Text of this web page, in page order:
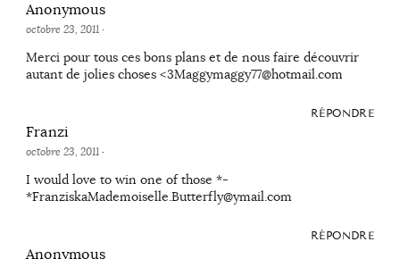
Anonymous
octobre 23, 2011·
Merci pour tous ces bons plans et de nous faire découvrir
autant de jolies choses <3Maggymaggy77@hotmail.com
RÉPONDRE
Franzi
octobre 23, 2011·
I would love to win one of those *-
*FranziskaMademoiselle.Butterfly@ymail.com
RÉPONDRE
Anonymous